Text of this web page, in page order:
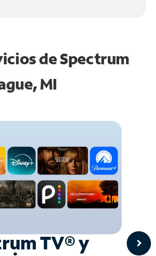
de Spectrum
MI
TV® y